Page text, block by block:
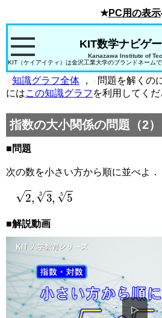
★PC用の表示
Kanazawa Institute of
KIT数学ナビゲ
KIT（ケイアイティ）は金沢工業大学のブランドネームで
●知識グラフ全体 ， ● 問題を解くの
にはこの知識グラフ を利用してくだ
指数の大小関係の問題（2）
■問題
次の数を小さい方から順に並べよ．
2,3 3,5 5
■解説動画
▷